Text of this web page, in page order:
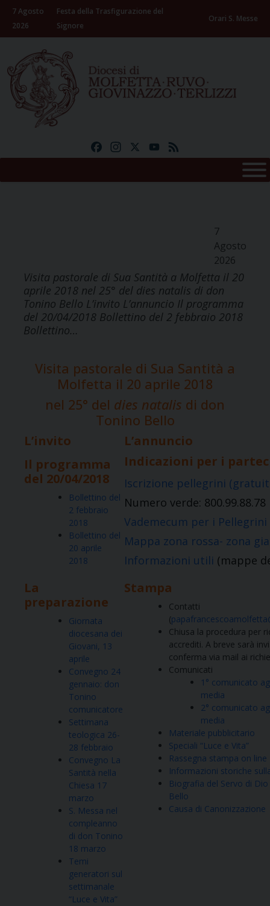
Skip
content
7 Agosto
2026
Festa della Trasfigurazione del
Signore
Orari S. Messe
FacebookInstagramYouTube
7
Agosto
2026
Visita pastorale di Sua Santità a Molfetta il 20
aprile 2018 nel 25° del dies natalis di don
Tonino Bello L’invito L’annuncio Il programma
del 20/04/2018 Bollettino del 2 febbraio 2018
Bollettino…
Visita pastorale di Sua Santità a
Molfetta il 20 aprile 2018
nel 25° del dies natalis di don
Tonino Bello
L’invito
L’annuncio
Il programma
del 20/04/2018
Bollettino del
2 febbraio
2018
Bollettino del
20 aprile
2018
Indicazioni per i
Iscrizione pellegrini
Numero verde: 800.99.88.78
Vademecum per i Pellegrini
Mappa zona rossa- zona
Informazioni utili (mappe
La
preparazione
Giornata
diocesana dei
Giovani, 13
aprile
Convegno 24
gennaio: don
Tonino
comunicatore
Settimana
teologica 26-
28 febbraio
Convegno La
Santità nella
Chiesa 17
marzo
S. Messa nel
compleanno
di don Tonino
18 marzo
Temi
generatori sul
settimanale
“Luce e Vita”
Stampa
Contatti
(
Chiusa la procedura per
accrediti. A breve sarà
conferma via mail ai
Comunicati
1° comunicato
media
2° comunicato
media
Materiale pubblicitario
Speciali “Luce e Vita”
Rassegna stampa on line
Informazioni storiche
Biografia del Servo di
Bello
Causa di Canonizzazione